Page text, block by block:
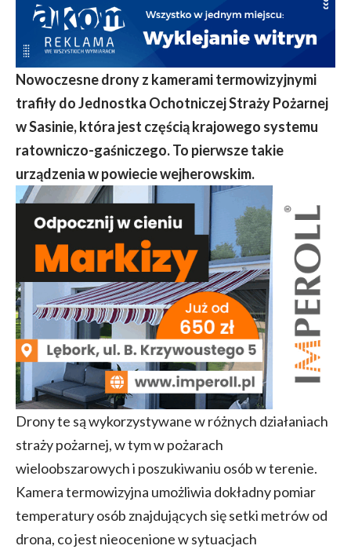
Nowoczesne drony z kamerami termowizyjnymi
trafiły do Jednostka Ochotniczej Straży Pożarnej
w Sasinie, która jest częścią krajowego systemu
ratowniczo-gaśniczego. To pierwsze takie
urządzenia w powiecie wejherowskim.
Drony te są wykorzystywane w różnych działaniach
straży pożarnej, w tym w pożarach
wieloobszarowych i poszukiwaniu osób w terenie.
Kamera termowizyjna umożliwia dokładny pomiar
temperatury osób znajdujących się setki metrów od
drona, co jest nieocenione w sytuacjach